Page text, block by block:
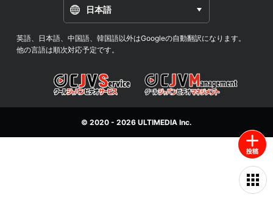
日本語
英語、日本語、中国語、韓国語以外はGoogleの自動翻訳になります。
他の言語は順次対応予定です。
© 2020 - 2026 ULTIMEDIA Inc.